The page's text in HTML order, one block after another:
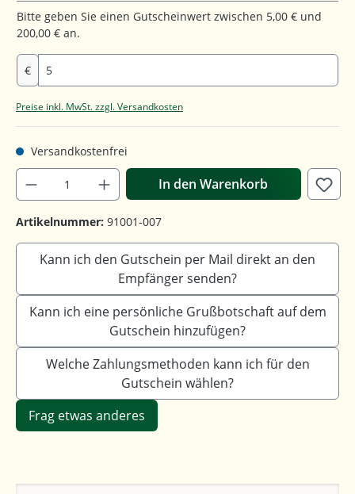
Bitte geben Sie einen Gutscheinwert zwischen 5,00 € und
200,00 € an.
€
Preise inkl. MwSt. zzgl. Versandkosten
Versandkostenfrei
In den Warenkorb
Artikelnummer: 91001-007
Kann ich den Gutschein per Mail direkt an den
Empfänger senden?
Kann ich eine persönliche Grußbotschaft auf dem
Gutschein hinzufügen?
Welche Zahlungsmethoden kann ich für den
Gutschein wählen?
Frag etwas anderes